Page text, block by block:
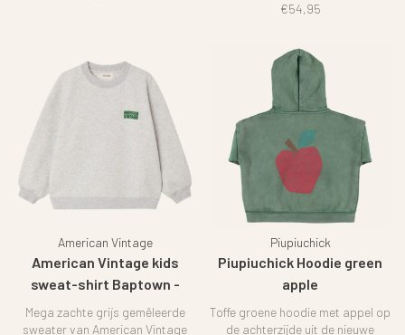
€54,95
American Vintage
American Vintage kids
sweat-shirt Baptown -
Heather grey
Mega zachte grijs gemêleerde
sweater van American Vintage
Piupiuchick
Piupiuchick Hoodie green
apple
Toffe groene hoodie met appel op
de achterzijde uit de nieuwe